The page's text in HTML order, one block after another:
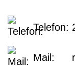
Telefon:
Mail: